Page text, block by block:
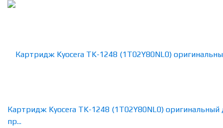
Картридж Kyocera TK-1248 (1T02Y80NL0) оригинальный
пр...